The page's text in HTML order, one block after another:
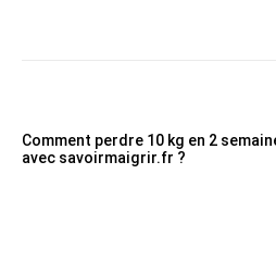
Comment perdre 10 kg en 2
avec savoirmaigrir.fr ?